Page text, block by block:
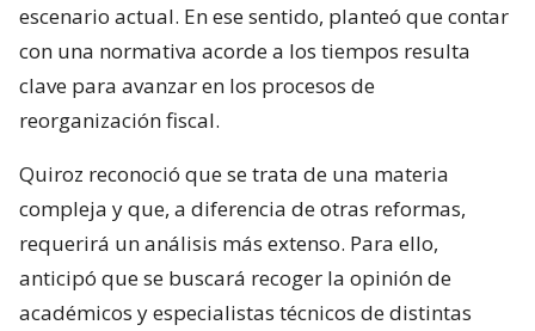
escenario actual. En ese sentido, planteó que contar
con una normativa acorde a los tiempos resulta
clave para avanzar en los procesos de
reorganización fiscal.
Quiroz reconoció que se trata de una materia
compleja y que, a diferencia de otras reformas,
requerirá un análisis más extenso. Para ello,
anticipó que se buscará recoger la opinión de
académicos y especialistas técnicos de distintas